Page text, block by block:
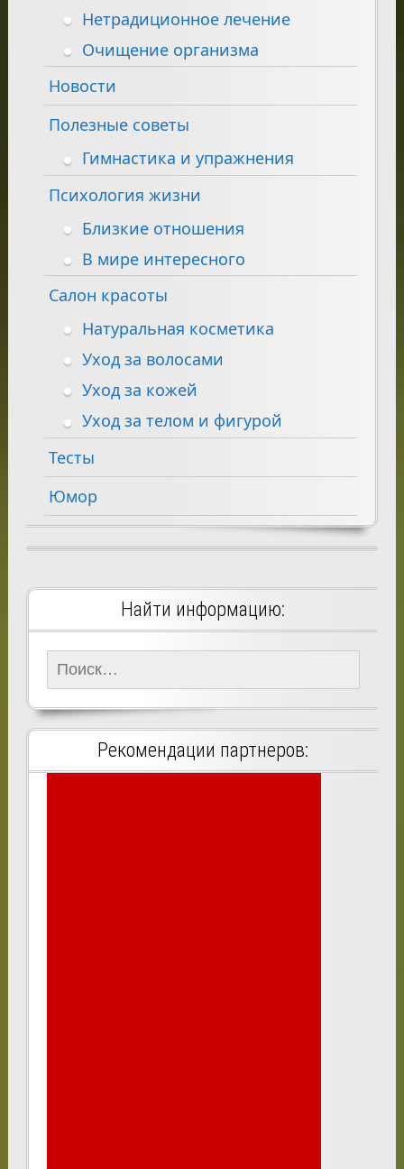
Нетрадиционное лечение
Очищение организма
Новости
Полезные советы
Гимнастика и упражнения
Психология жизни
Близкие отношения
В мире интересного
Салон красоты
Натуральная косметика
Уход за волосами
Уход за кожей
Уход за телом и фигурой
Тесты
Юмор
Найти информацию:
Найти:
Рекомендации партнеров: